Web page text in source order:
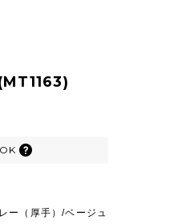
ー（厚手）/ベージュ